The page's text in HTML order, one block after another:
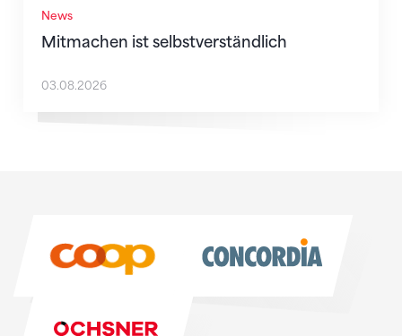
News
Mitmachen ist selbstverständlich
03.08.2026